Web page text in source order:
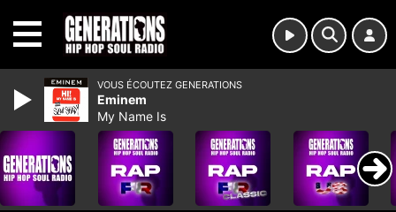
VOUS ÉCOUTEZ GENERATIONS
Eminem
My Name Is